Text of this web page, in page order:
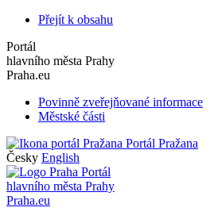
Přejít k obsahu
Portál
hlavního města Prahy
Praha.eu
Povinně zveřejňované informace
Městské části
Portál Pražana
Česky English
Portál
hlavního města Prahy
Praha.eu